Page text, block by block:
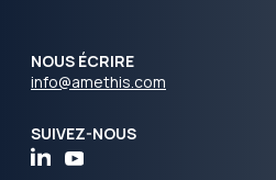
NOUS ÉCRIRE
info@amethis.com
SUIVEZ-NOUS